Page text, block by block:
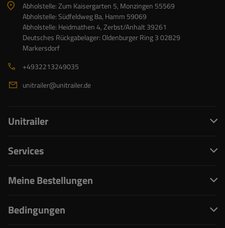
Abholstelle: Zum Kaisergarten 5, Monzingen 55569
Abholstelle: Südfeldweg 8a, Hamm 59069
Abholstelle: Heidmathen 4, Zerbst/Anhalt 39261
Deutsches Rückgabelager: Oldenburger Ring 3 02829
Markersdorf
+4932213249035
unitrailer@unitrailer.de
Unitrailer
Services
Meine Bestellungen
Bedingungen